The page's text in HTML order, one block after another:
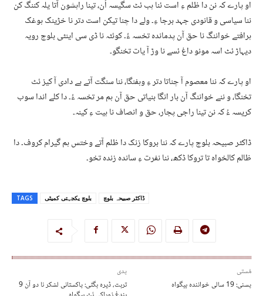
او پارے کہ نن دا ظلم ءِ است ئنا ہب ئٹ سگیسہ اُن، تینا راہشون آتا یلہ کننگ کن
ننا سیاسی و قانودی جہد برجا ءِ۔ ولے دا چنا تیکن است دتر نا خڑینک ہوغک
ہرافتے خواننگ نا حق آن پدماندہ تخسہ ءُ۔ کوئٹہ نا ڈی سی اینٹی بلوچ رویہ
دیہاڑ ئٹ اسہ مونو داغ ئسے نا وڑ آ یات تخنگو۔
او پارے کہ ننا معصوم آ چناتا دتر ءِ وہفنگا، ننا سنگت آتے بے دادی آ کیز ئٹ
تخنگا، و ننے خواننگ آن بار انگا بنیاتی حق آن ہم مر تخسہ ءُ۔ دا کلے اندا سوب
کریسہ ءُ کہ نن تینا راجی پجار، حق و انصاف نا ہیت ءِ کینہ۔
ڈاکٹر صبیحہ بلوچ پارے کہ ننا بروکا زنک دا ظلم آتے وختس ہم گیرام کروف۔ دا
ظالم کالخواہ تا تروکا ڈکھ، ننا نفرت ءِ ساندہ زندہ تخو۔
TAGS بلوچ یکجہتی کمیٹی ڈاکٹر صبیحہ بلوچ
پدی
تربت، ڈیرہ بگٹی: پاکستانی لشکر نا دو آن 9
مُستی
پسنی: 19 سالی خوانندہ بیگواہ